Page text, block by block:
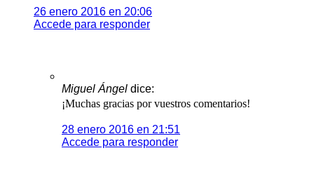
26 enero 2016 en 20:06
Accede para responder
Miguel Ángel dice:
¡Muchas gracias por vuestros comentarios!
28 enero 2016 en 21:51
Accede para responder